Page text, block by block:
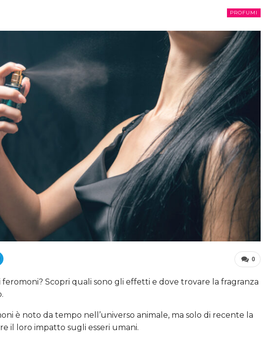
PROFUMI
0
Scopri quali sono gli effetti e dove trovare la fragranza
è noto da tempo nell’universo animale, ma solo di recente la
il loro impatto sugli esseri umani.